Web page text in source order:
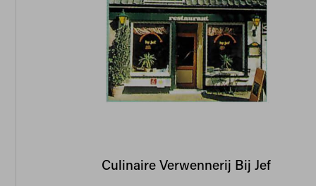
Culinaire Verwennerij Bij Jef